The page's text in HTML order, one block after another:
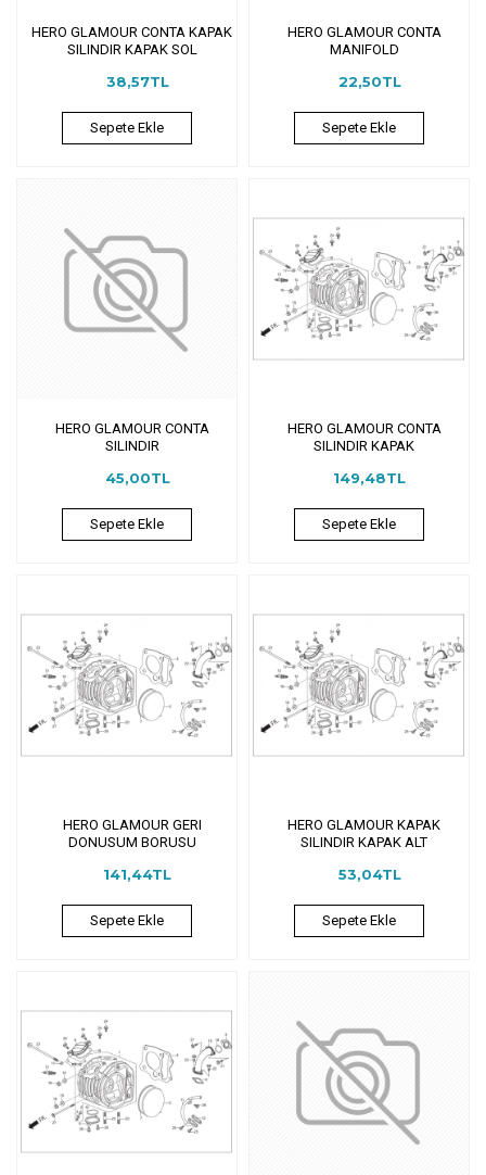
HERO GLAMOUR CONTA KAPAK
SILINDIR KAPAK SOL
38,57TL
Sepete Ekle
HERO GLAMOUR CONTA
MANIFOLD
22,50TL
Sepete Ekle
HERO GLAMOUR CONTA
SILINDIR
45,00TL
Sepete Ekle
HERO GLAMOUR CONTA
SILINDIR KAPAK
149,48TL
Sepete Ekle
HERO GLAMOUR GERI
DONUSUM BORUSU
141,44TL
Sepete Ekle
HERO GLAMOUR KAPAK
SILINDIR KAPAK ALT
53,04TL
Sepete Ekle